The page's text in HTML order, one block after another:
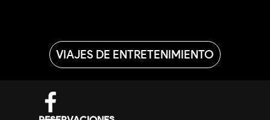
VIAJES DE ENTRETENIMIENTO
DIRECTORIO
RESERVACIONES
reservaciones@sensestravel.mx